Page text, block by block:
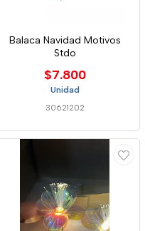
Balaca Navidad Motivos
Stdo
$7.800
Unidad
30621202